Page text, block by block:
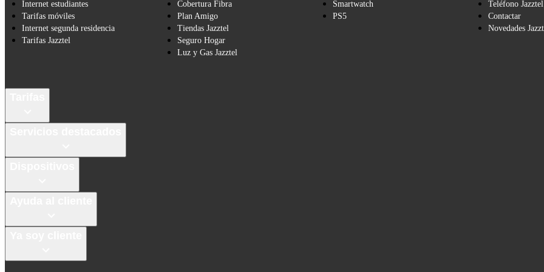
Internet estudiantes
Tarifas móviles
Internet segunda residencia
Tarifas Jazztel
Cobertura Fibra
Plan Amigo
Tiendas Jazztel
Seguro Hogar
Luz y Gas Jazztel
Smartwatch
PS5
Teléfono Jazztel
Contactar
Novedades